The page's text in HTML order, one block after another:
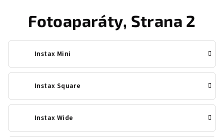
Fotoaparáty, Strana 2
Instax Mini
Instax Square
Instax Wide